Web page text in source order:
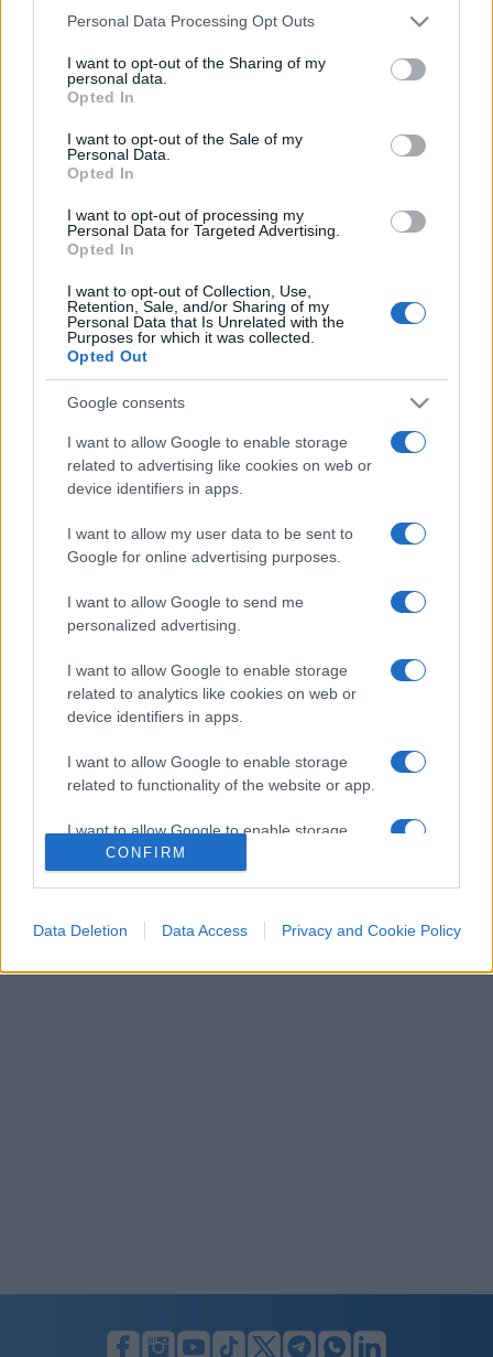
Personal Data Processing Opt Outs
I want to opt-out of the Sharing of my
personal data.
Opted In
I want to opt-out of the Sale of my
Personal Data.
Opted In
I want to opt-out of processing my
Personal Data for Targeted Advertising.
Opted In
I want to opt-out of Collection, Use,
Retention, Sale, and/or Sharing of my
Personal Data that Is Unrelated with the
Purposes for which it was collected.
Opted Out
Google consents
I want to allow Google to enable storage
related to advertising like cookies on web or
device identifiers in apps.
I want to allow my user data to be sent to
Google for online advertising purposes.
I want to allow Google to send me
personalized advertising.
I want to allow Google to enable storage
related to analytics like cookies on web or
device identifiers in apps.
I want to allow Google to enable storage
related to functionality of the website or app.
I want to allow Google to enable storage
related to personalization.
related to security, including authentication
functionality and fraud prevention, and other
user protection.
CONFIRM
Data Deletion Data Access Privacy and Cookie Policy
Se oggi l’arte è marketing non è
diCorrado Ocone
21 Luglio 2020, 17:45
IL PIÙ LETTO DEL MESE
ESTERI 15k
Meloni aveva ragione: "I marocchini di Ceuta